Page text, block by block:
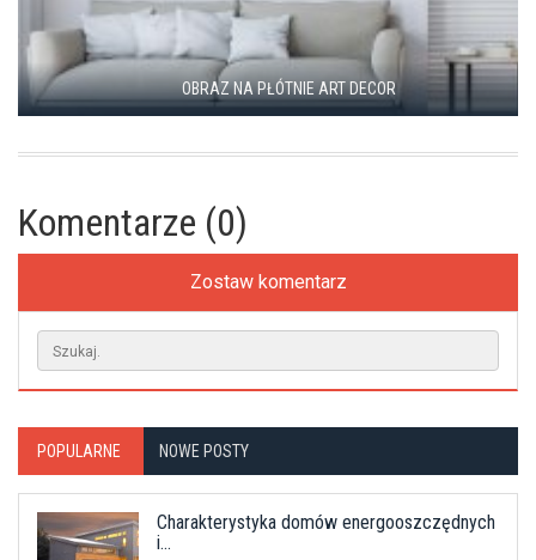
OBRAZ NA PŁÓTNIE ART DECOR
Komentarze (0)
Zostaw komentarz
POPULARNE NOWE POSTY
Charakterystyka domów energooszczędnych
i...